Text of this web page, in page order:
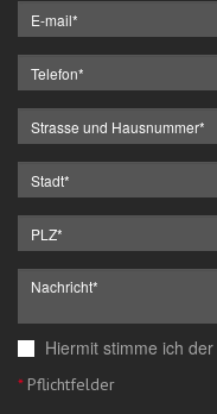
Hiermit stimme ich der
*Pflichtfelder